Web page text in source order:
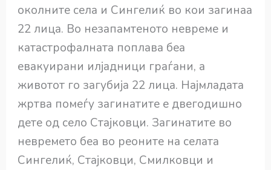
околните села и Сингелиќ во кои загинаа
22 лица. Во незапамтеното невреме и
катастрофалната поплава беа
евакуирани илјадници граѓани, а
животот го загубија 22 лица. Најмладата
жртва помеѓу загинатите е двегодишно
дете од село Стајковци. Загинатите во
невремето беа во реоните на селата
Сингелиќ, Стајковци, Смилковци и